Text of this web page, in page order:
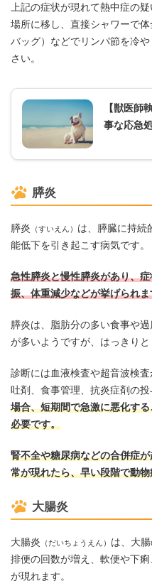
上記の症状が現れて熱中症の
場所に移し、直接シャワーで
バッグ）などでリンパ節を冷
さい。
【獣医師
事な応急
膵炎
膵炎 （すいえん） は、膵臓に持続
能低下を引き起こす病気です。
急性膵炎と慢性膵炎があり、
振、体重減少などが挙げられ
膵炎は、脂肪分の多い食事や
が多いようですが、はっきりと
診断には血液検査や超音波検
吐剤、食事管理、抗炎症剤の投
場合、短期間で急激に悪化す
必要です。
腎不全や糖尿病などの合併症
常が現れたら、早い段階で動
大腸炎
大腸炎 （だいちょうえん） は、大
排便の回数が増え、軟便や下
が現れます。